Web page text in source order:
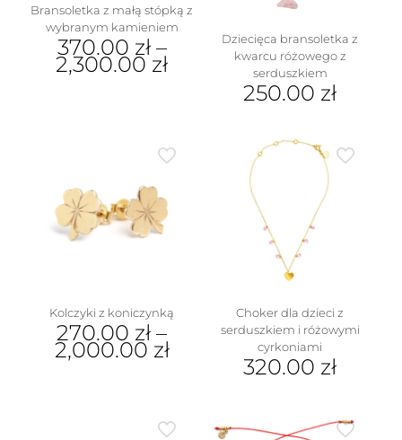
Bransoletka z małą stópką z
wybranym kamieniem
370.00 zł–
2,300.00 zł
wariantów.
można
wybrać
na
stronie
Dziecięca bransoletka z
kwarcu różowego z
serduszkiem
250.00 zł
Kolczyki z koniczynką
270.00 zł –
2,000.00 zł
Choker dla dzieci z
serduszkiem i różowymi
cyrkoniami
320.00 zł